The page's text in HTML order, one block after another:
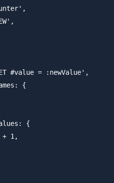
#value = :newValue',
{
{
+ 1,